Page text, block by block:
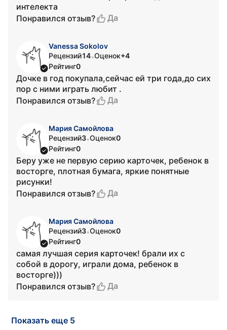
интелекта
Понравился отзыв?
Да
Vanessa Sokolov
Рецензий14•Оценок+4
Рейтинг0
Дочке в год покупала,сейчас ей три года,до сих
пор с ними играть любит .
Понравился отзыв?
Да
Мария Самойлова
Рецензий3•Оценок0
Рейтинг0
Беру уже не первую серию карточек, ребенок в
восторге, плотная бумага, яркие понятные
рисунки!
Понравился отзыв?
Да
Мария Самойлова
Рецензий3•Оценок0
Рейтинг0
самая лучшая серия карточек! брали их с
собой в дорогу, играли дома, ребенок в
восторге)))
Понравился отзыв?
Да
Показать еще 5